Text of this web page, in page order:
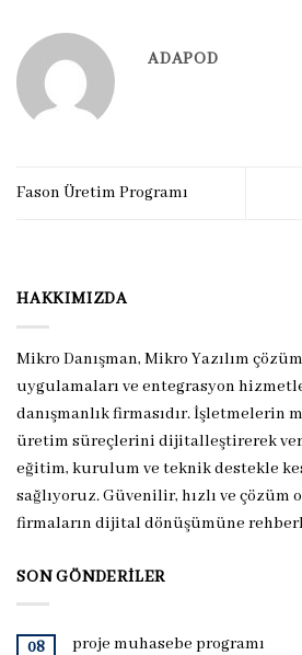
ADAPOD
Fason Üretim Programı
HAKKIMIZDA
Mikro Danışman, Mikro Yazılım
uygulamaları ve entegrasyon
danışmanlık firmasıdır. İşletmelerin
üretim süreçlerini dijitalleştirerek
eğitim, kurulum ve teknik destekle
sağlıyoruz. Güvenilir, hızlı ve çözüm
firmaların dijital dönüşümüne
SON GÖNDERILER
08 proje muhasebe programı